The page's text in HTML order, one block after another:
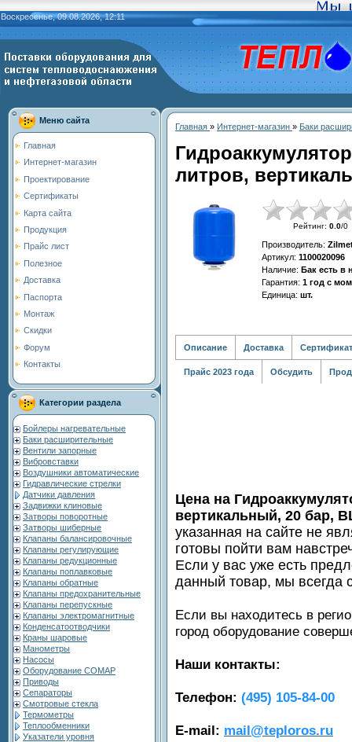
Воскресенье, 09.08.2026, 12:11
Меню сайта
Главная
Интернет-магазин
Проектирование
Сертификаты
Карта сайта
Продукция
Прайс лист
Полезное
Доставка
Паспорта
Монтаж
Скидки
Форум
Контакты
Категории раздела
Бойлеры нагревательные
Баки расширительные
Вентили запорные
Вибровставки
Воздушники автоматические
Гидравлические стрелки
Датчики давления
Задвижки клиновые
Затворы поворотные
Затворы шиберные
Клапаны балансировочные
Клапаны регулирующие
Клапаны редукционные
Клапаны поплавковые
Клапаны обратные
Клапаны предохранительные
Клапаны перепускные
Клапаны электромагнитные
Конденсатоотводчики
Краны шаровые
Манометры
Насосы
Оборудование COMAP
Приводы
Сепараторы
Смотровые стекла
Термометры
Теплообменники
Указатели уровня
Главная » Интернет-магазин » Баки
литров,
Рейтинг: 0.0/0
Производитель:
Артикул: 1100020096
Наличие: Бак есть в
Гарантия: 1 год с
Единица: шт.
Описание Доставка Сертификат
Прайс 2023 года Обсудить
Цена на
вертикальный, 20 бар,
указанная на сайте не
готовы пойти вам
Если у вас уже есть
данный товар, мы всегда
Если вы находитесь в
город оборудование
Наши контакты:
Телефон: (495) 105-84-00
E-mail: mail@teploros.ru